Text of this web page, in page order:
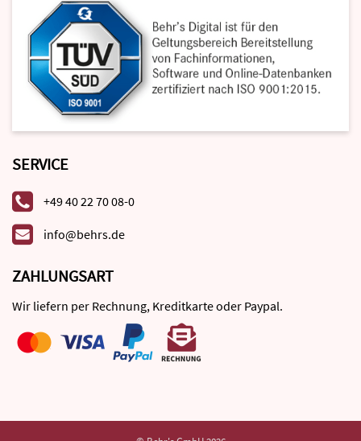
SERVICE
+49 40 22 70 08-0
info@behrs.de
ZAHLUNGSART
Wir liefern per Rechnung, Kreditkarte oder Paypal.